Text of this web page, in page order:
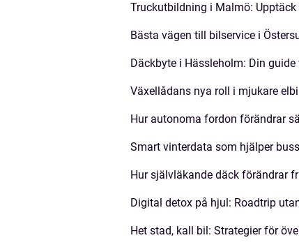
Truckutbildning i Malmö: Upptäck
Bästa vägen till bilservice i
Däckbyte i Hässleholm: Din
Växellådans nya roll i mjukare
Hur autonoma fordon förändrar
Smart vinterdata som hjälper
Hur självläkande däck förändrar
Digital detox på hjul: Roadtrip
Het stad, kall bil: Strategier för